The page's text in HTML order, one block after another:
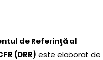
de Referinţă al
(DRR) este elaborat de